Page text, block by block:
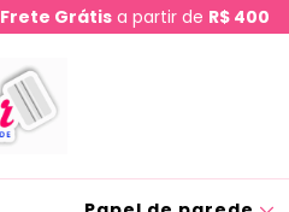
Frete Grátis a partir de R$ 400